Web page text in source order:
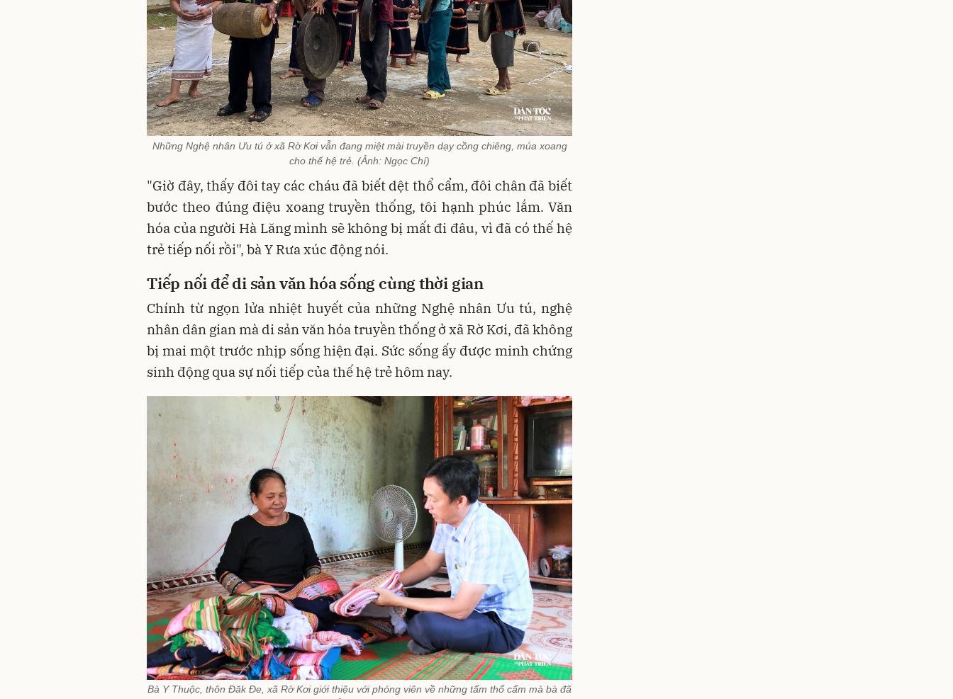
Những Nghệ nhân Ưu tú ở xã Rờ Kơi vẫn đang miệt mài truyền dạy cồng chiêng, múa xoang
cho thế hệ trẻ. (Ảnh: Ngọc Chí)
"Giờ đây, thấy đôi tay các cháu đã biết dệt thổ cẩm, đôi chân đã biết
bước theo đúng điệu xoang truyền thống, tôi hạnh phúc lắm. Văn
hóa của người Hà Lăng mình sẽ không bị mất đi đâu, vì đã có thế hệ
trẻ tiếp nối rồi", bà Y Rưa xúc động nói.
Tiếp nối đểdi sảnvăn hóa sống cùng thời gian
Chính từ ngọn lửa nhiệt huyết của những Nghệ nhân Ưu tú, nghệ
nhân dân gian mà di sản văn hóa truyền thống ở xã Rờ Kơi, đã không
bị mai một trước nhịp sống hiện đại. Sức sống ấy được minh chứng
sinh động qua sự nối tiếp của thế hệ trẻ hôm nay.
Bà Y Thuộc, thôn Đăk Đe, xã Rờ Kơi giới thiệu với phóng viên về những tấm thổ cẩm mà bà đã